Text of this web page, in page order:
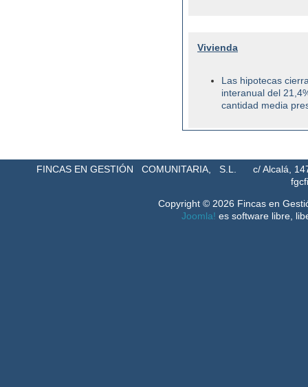
Vivienda
Las hipotecas
interanual del
cantidad media
FINCAS EN GESTIÓN COMUNITARIA, S.L. c/
Copyright © 2026 Fincas en
Joomla! es software libre,